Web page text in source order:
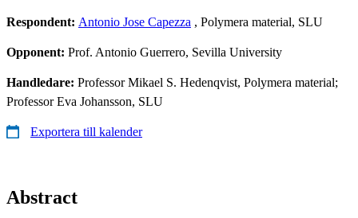
Respondent: Antonio Jose Capezza , Polymera material, SLU
Opponent: Prof. Antonio Guerrero, Sevilla University
Handledare: Professor Mikael S. Hedenqvist, Polymera material;
Professor Eva Johansson, SLU
Exportera till kalender
Abstract